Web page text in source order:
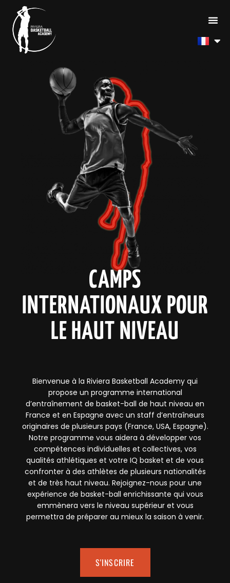
CAMPS
INTERNATIONAUX POUR
LE HAUT NIVEAU
Bienvenue à la Riviera Basketball Academy qui
propose un programme international
d’entraînement de basket-ball de haut niveau en
France et en Espagne avec un staff d’entraîneurs
originaires de plusieurs pays (France, USA, Espagne).
Notre programme vous aidera à développer vos
compétences individuelles et collectives, vos
qualités athlétiques et votre IQ basket et de vous
confronter à des athlètes de plusieurs nationalités
et de très haut niveau. Rejoignez-nous pour une
expérience de basket-ball enrichissante qui vous
emmènera vers le niveau supérieur et vous
permettra de préparer au mieux la saison à venir.
S'INSCRIRE